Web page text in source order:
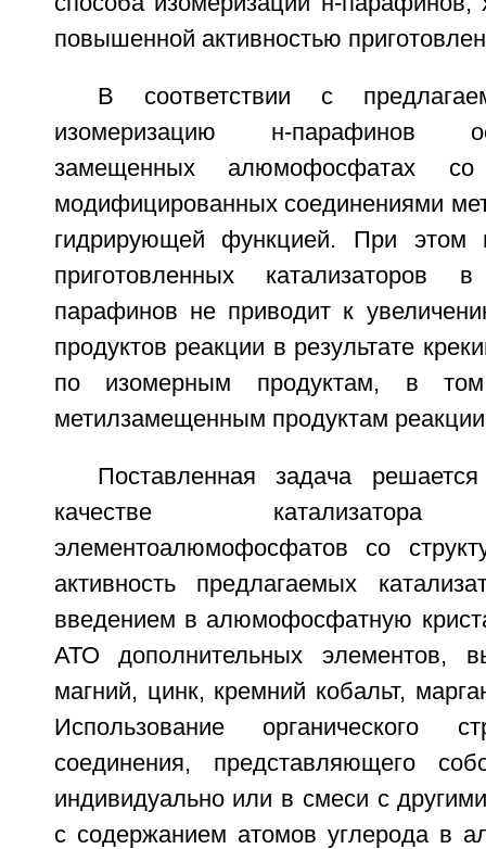
повышенной активностью
В соответствии с
изомеризацию н-парафинов
замещенных алюмофосфатах
модифицированных соединениями
гидрирующей функцией. При этом
приготовленных катализаторов
парафинов не приводит к
продуктов реакции в результате
по изомерным продуктам, в
метилзамещенным продуктам реакции
Поставленная задача
качестве катализатора
элементоалюмофосфатов со
активность предлагаемых
введением в алюмофосфатную
АТО дополнительных элементов,
магний, цинк, кремний кобальт,
Использование органического
соединения, представляющего
индивидуально или в смеси с
с содержанием атомов углерода в